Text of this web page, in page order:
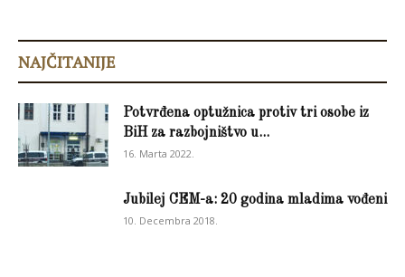
NAJČITANIJE
Potvrđena optužnica protiv tri osobe iz
BiH za razbojništvo u...
16. Marta 2022.
Jubilej CEM-a: 20 godina mladima vođeni
10. Decembra 2018.